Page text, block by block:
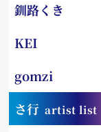
釧路くき
KEI
gomzi
さ行 artist list